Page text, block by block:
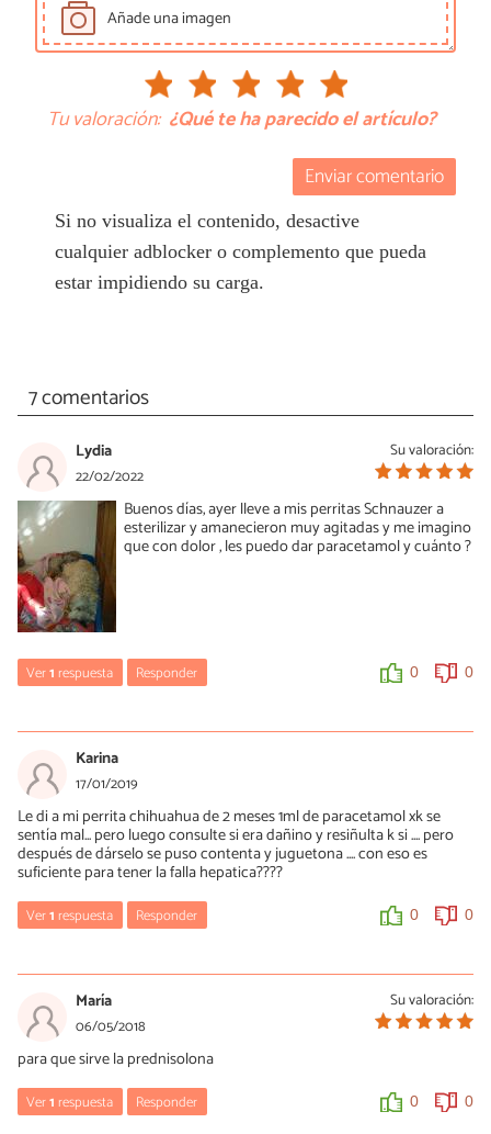
Añade una imagen
Tu valoración: ¿Qué te ha parecido el artículo?
Enviar comentario
Si no visualiza el contenido, desactive
cualquier adblocker o complemento que pueda
estar impidiendo su carga.
7 comentarios
Su valoración:
Lydia
22/02/2022
Buenos días, ayer lleve a mis perritas Schnauzer a
esterilizar y amanecieron muy agitadas y me imagino
que con dolor , les puedo dar paracetamol y cuánto ?
Ver1respuesta Responder 0 0
Hola, tienes que darle lo que te recete el veterinario. Un saludo.
0
Karina
17/01/2019
Le di a mi perrita chihuahua de 2 meses 1ml de paracetamol xk se
sentía mal... pero luego consulte si era dañino y resiñulta k si .... pero
después de dárselo se puso contenta y juguetona .... con eso es
suficiente para tener la falla hepatica????
Ver1respuesta Responder 0 0
17/01/2019
Hola, jamás hay que darle absolutamente nada a un perro sin
prescripción veterinaria. Los daños del paracetamol son
imprevisibles ya que dependen del peso del perro, la cantidad
Su valoración:
María
06/05/2018
para que sirve la prednisolona
Ver1respuesta Responder 0 0